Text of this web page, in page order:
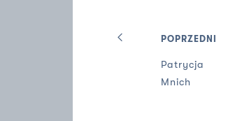
POPRZEDNI
Patrycja
Mnich